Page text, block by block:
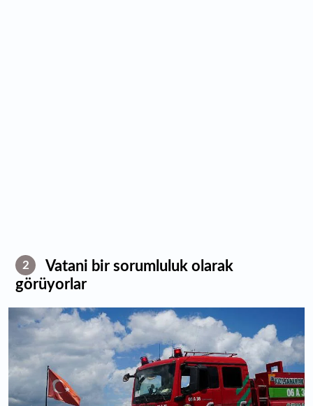
2
Vatani bir sorumluluk olarak
görüyorlar